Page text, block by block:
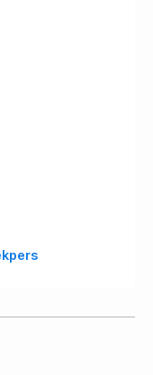
pers